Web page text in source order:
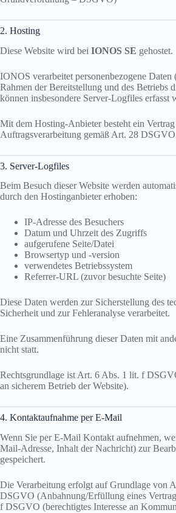
2. Hosting
Diese Website wird bei IONOS SE gehostet.
IONOS verarbeitet personenbezogene
Rahmen der Bereitstellung und des Betriebs
können insbesondere Server-Logfiles erfasst
Mit dem Hosting-Anbieter besteht ein
Auftragsverarbeitung gemäß Art. 28
3. Server-Logfiles
Beim Besuch dieser Website werden
durch den Hostinganbieter erhoben:
IP-Adresse des Besuchers
Datum und Uhrzeit des Zugriffs
aufgerufene Seite/Datei
Browsertyp und -version
verwendetes Betriebssystem
Referrer-URL (zuvor besuchte Seite)
Diese Daten werden zur Sicherstellung des
Sicherheit und zur Fehleranalyse verarbeitet.
Eine Zusammenführung dieser Daten mit
nicht statt.
Rechtsgrundlage ist Art. 6 Abs. 1 lit. f
an sicherem Betrieb der Website).
4. Kontaktaufnahme per E-Mail
Wenn Sie per E-Mail Kontakt aufnehmen,
Mail-Adresse, Inhalt der Nachricht) zur
gespeichert.
Die Verarbeitung erfolgt auf Grundlage von
DSGVO (Anbahnung/Erfüllung eines
f DSGVO (berechtigtes Interesse an